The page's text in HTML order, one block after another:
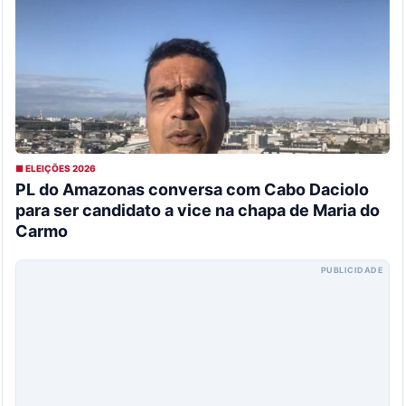
■ ELEIÇÕES 2026
PL do Amazonas conversa com Cabo Daciolo
para ser candidato a vice na chapa de Maria do
Carmo
PUBLICIDADE